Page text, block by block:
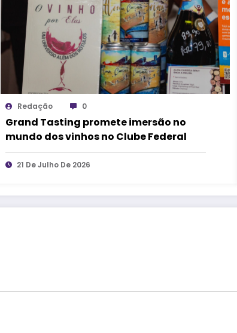
Redação 0
Grand Tasting promete imersão no
mundo dos vinhos no Clube Federal
21 De Julho De 2026